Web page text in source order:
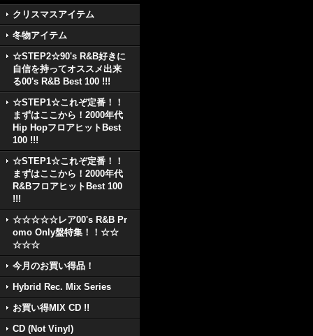
クリスマスアイテム
冬物アイテム
☆STEP2☆90's R&B好きに
自信を持ってオススメ出来
る00's R&B Best 100 !!!
☆STEP1☆これぞ定番！！
まずはここから！2000年代
Hip HopフロアヒットBest
100 !!!
☆STEP1☆これぞ定番！！
まずはここから！2000年代
R&BフロアヒットBest 100
!!!
☆☆☆☆☆レア00's R&B Pr
omo Only盤特集！！☆☆
☆☆☆
今月のお買い得品！
Hybrid Rec. Mix Series
お買い得MIX CD !!
CD (Not Vinyl)